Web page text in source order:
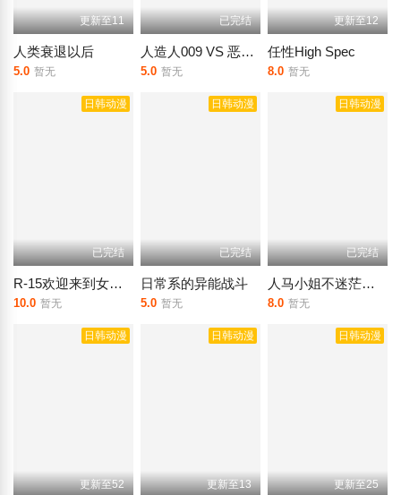
更新至11
人类衰退以后
5.0 暂无
已完结
人造人009 VS 恶魔人
5.0 暂无
更新至12
任性High Spec
8.0 暂无
日韩动漫
已完结
R-15欢迎来到女王大人的教室无修
10.0 暂无
日韩动漫
已完结
日常系的异能战斗
5.0 暂无
日韩动漫
已完结
人马小姐不迷茫无修
8.0 暂无
日韩动漫
更新至52
日韩动漫
更新至13
日韩动漫
更新至25